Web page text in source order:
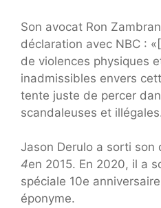
Son avocat Ron
déclaration avec NBC :
de violences physiques
inadmissibles envers
tente juste de percer
scandaleuses et
Jason Derulo a sorti son
4en 2015. En 2020, il a
spéciale 10e
éponyme.